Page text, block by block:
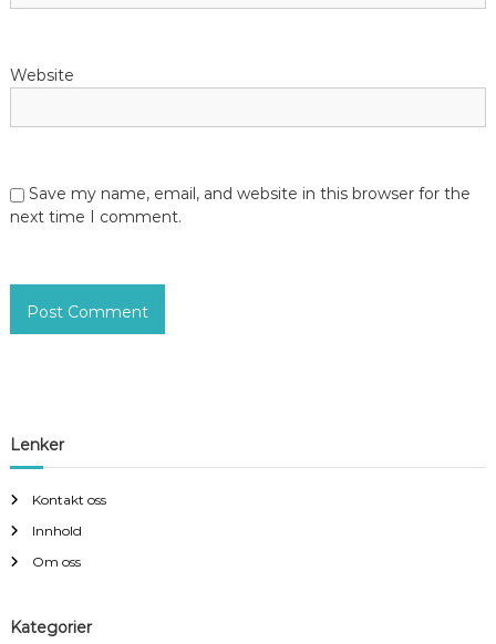
Website
Save my name, email, and website in this browser for the
next time I comment.
Lenker
Kontakt oss
Innhold
Om oss
Kategorier